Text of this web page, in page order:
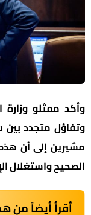
وأكد ممثلو وزارة
وتفاؤل متجدد بين
مشيرين إلى أن هذه
الصحيح واستغلال
أقرأ أيضاً من